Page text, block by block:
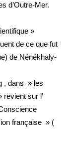
d’Outre-Mer.
»
de ce que fut
de Nénékhaly-
, dans » les
sur l’
française » (